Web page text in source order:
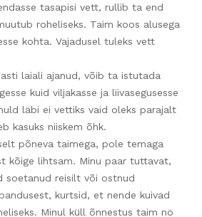
tasapisi vett, rullib ta end
roheliseks. Taim koos alusega
kohta. Vajadusel tuleks vett
laiali ajanud, võib ta istutada
kuid viljakasse ja liivasegusesse
läbi ei vettiks vaid oleks parajalt
kasuks niiskem õhk.
põneva taimega, pole temaga
kõige lihtsam. Minu paar tuttavat,
soetanud reisilt või ostnud
kurtsid, et nende kuivad
Minul küll õnnestus taim nö